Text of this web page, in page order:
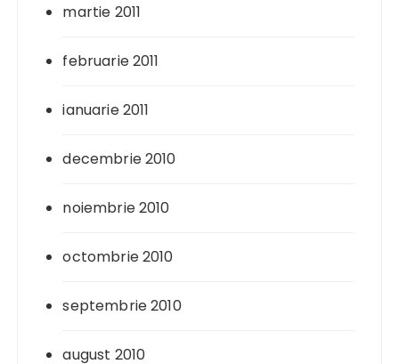
martie 2011
februarie 2011
ianuarie 2011
decembrie 2010
noiembrie 2010
octombrie 2010
septembrie 2010
august 2010